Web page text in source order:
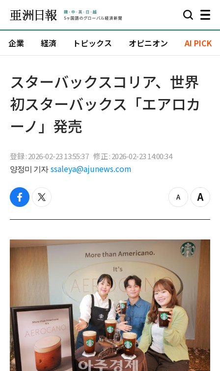
企業 経済 トピックス オピニオン AI PICK
スターバックスコリア、世界
初スターバックス「エアロカ
ーノ」発売
登録 : 2026-02-23 13:55:37 修正 : 2026-02-23 14:00:34
양정미 기자 ssaleya@ajunews.com
f
c
b
o
o
k
t
i
t
e
z
o
o
u
Z
o
i